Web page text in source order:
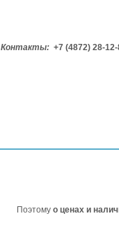
Контакты: +7 (4872) 28-
Поэтому о ценах и